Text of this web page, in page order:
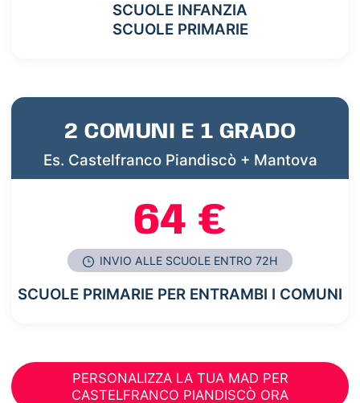
SCUOLE INFANZIA
SCUOLE PRIMARIE
2 COMUNI E 1 GRADO
Es. Castelfranco Piandiscò + Mantova
64 €
INVIO ALLE SCUOLE ENTRO 72H
SCUOLE PRIMARIE PER ENTRAMBI I COMUNI
PERSONALIZZA LA TUA MAD PER
CASTELFRANCO PIANDISCÒ ORA